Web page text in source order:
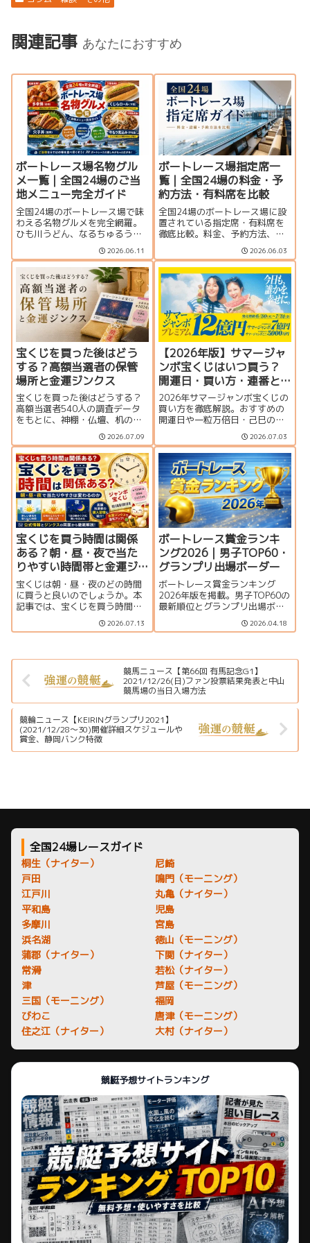
関連記事 あなたにおすすめ
ボートレース場名物グル
メ一覧｜全国24場のご当
地メニュー完全ガイド
全国24場のボートレース場で味
わえる名物グルメを完全網羅。
ひも川うどん、なるちゅるうど
ん、多幸焼、くじらロールな
ど、ご当地メニューや編集部お
すすめランキングを紹介しま
す。
2026.06.11
ボートレース場指定席一
覧｜全国24場の料金・予
約方法・有料席を比較
全国24場のボートレース場に設
置されている指定席・有料席を
徹底比較。料金、予約方法、個
室・グループ席の有無、サービ
ス内容を一覧で紹介します。豪
華なVIPルームから格安指定席ま
で、観戦スタイルに合った座席
選びに役立つ完全ガイドです。
2026.06.03
宝くじを買った後はどう
する？高額当選者の保管
場所と金運ジンクス
宝くじを買った後はどうする？
高額当選者540人の調査データ
をもとに、神棚・仏壇、机の引
き出し、財布、冷蔵庫など実際
の保管場所を紹介。宝くじの置
き場所や購入後に試したい金運
ジンクス、当選確認から換金ま
での注意点も解説します。
2026.07.09
【2026年版】サマージャ
ンボ宝くじはいつ買う？
開運日・買い方・連番と
バラの違いを徹底解説
2026年サマージャンボ宝くじの
買い方を徹底解説。おすすめの
開運日や一粒万倍日・己巳の
日、連番とバラの違い、何枚買
うのがおすすめか、プレミア
ム・ミニとの比較、当せん確率
まで分かりやすく紹介します。
2026.07.03
宝くじを買う時間は関係
ある？朝・昼・夜で当た
りやすい時間帯と金運ジ
ンクスを解説
宝くじは朝・昼・夜のどの時間
に買うと良いのでしょうか。本
記事では、宝くじを買う時間と
当選確率の関係、金運アップの
ジンクス、一粒万倍日や天赦日
す。
2026.07.13
ボートレース賞金ランキ
ング2026｜男子TOP60・
グランプリ出場ボーダー
ボートレース賞金ランキング
2026年版を掲載。男子TOP60の
最新順位とグランプリ出場ボー
ダー、上位選手の優出一覧をま
とめています。
2026.04.18
競馬ニュース【第66回 有馬記念G1】
2021/12/26(日)ファン投票結果発表と中山
競馬場の当日入場方法
競輪ニュース【KEIRINグランプリ2021】
(2021/12/28～30)開催詳細スケジュールや
賞金、静岡バンク特徴
全国24場レースガイド
桐生（ナイター）
戸田
江戸川
平和島
多摩川
浜名湖
蒲郡（ナイター）
常滑
津
三国（モーニング）
びわこ
住之江（ナイター）
尼崎
鳴門（モーニング）
丸亀（ナイター）
児島
宮島
徳山（モーニング）
下関（ナイター）
若松（ナイター）
芦屋（モーニング）
福岡
唐津（モーニング）
大村（ナイター）
競艇予想サイトランキング